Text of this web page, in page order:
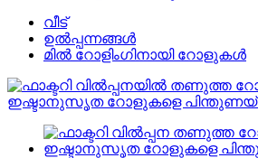
വീട്
ഉൽപ്പന്നങ്ങൾ
മിൽ റോളിംഗിനായി റോളുകൾ